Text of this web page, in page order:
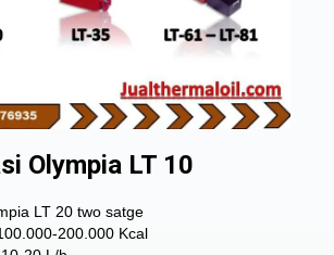
Olympia LT 10
LT 20 two satge
200.000 Kcal